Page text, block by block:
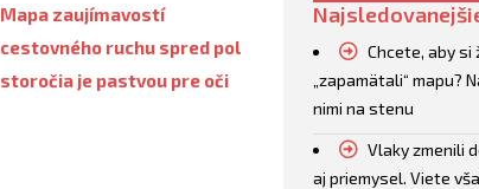
Mapa zaujímavostí
cestovného ruchu spred pol
storočia je pastvou pre oči
Chcete, aby si
„zapamätali“ mapu?
nimi na stenu
Vlaky zmenili
aj priemysel. Viete